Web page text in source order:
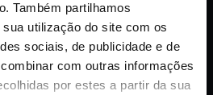
Também partilhamos
utilização do site com os
sociais, de publicidade e de
com outras informações
por estes a partir da sua
Sol 5 loja C, Praia da Rocha,
801 Portimão. GPS 37.1199145,